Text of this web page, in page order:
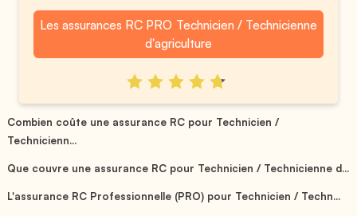
Les assurances RC PRO Technicien / Technicienne
d'agriculture
Combien coûte une assurance RC pour Technicien /
Technicienn...
Que couvre une assurance RC pour Technicien / Technicienne d...
L'assurance RC Professionnelle (PRO) pour Technicien / Techn...